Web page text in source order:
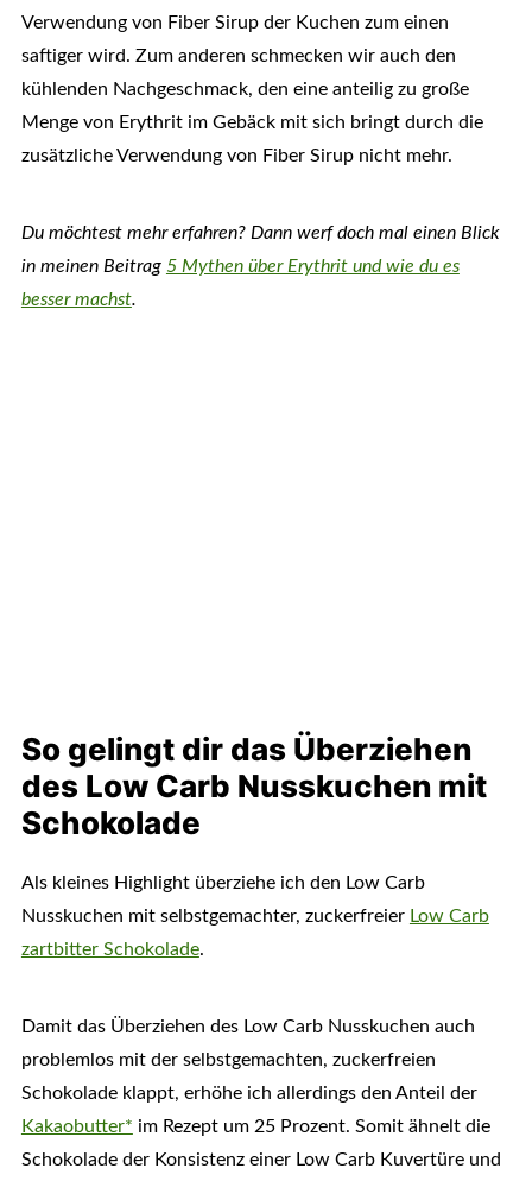
Verwendung von Fiber Sirup der Kuchen zum einen
saftiger wird. Zum anderen schmecken wir auch den
kühlenden Nachgeschmack, den eine anteilig zu große
Menge von Erythrit im Gebäck mit sich bringt durch die
zusätzliche Verwendung von Fiber Sirup nicht mehr.
Du möchtest mehr erfahren? Dann werf doch mal einen Blick
in meinen Beitrag 5 Mythen über Erythrit und wie du es
besser machst.
So gelingt dir das Überziehen
des Low Carb Nusskuchen mit
Schokolade
Als kleines Highlight überziehe ich den Low Carb
Nusskuchen mit selbstgemachter, zuckerfreier Low Carb
zartbitter Schokolade.
Damit das Überziehen des Low Carb Nusskuchen auch
problemlos mit der selbstgemachten, zuckerfreien
Schokolade klappt, erhöhe ich allerdings den Anteil der
Kakaobutter* im Rezept um 25 Prozent. Somit ähnelt die
Schokolade der Konsistenz einer Low Carb Kuvertüre und